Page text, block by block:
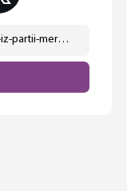
https://ostwest.tv/news/mer-berlina-iz-partii-merca-poshel-protiv-osnovopolagajushhego-principa-svoih-soratnikov/